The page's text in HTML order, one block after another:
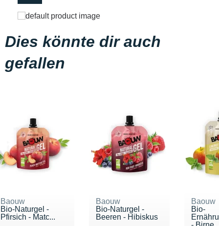
Dies könnte dir auch
gefallen
Baouw
Bio-Naturgel -
Pfirsich - Matc...
Baouw
Bio-Naturgel -
Beeren - Hibiskus
Baouw
Bio-